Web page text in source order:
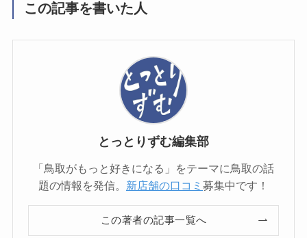
この記事を書いた人
とっとりずむ編集部
「鳥取がもっと好きになる」をテーマに鳥取の話
題の情報を発信。 新店舗の口コミ 募集中です！
この著者の記事一覧へ